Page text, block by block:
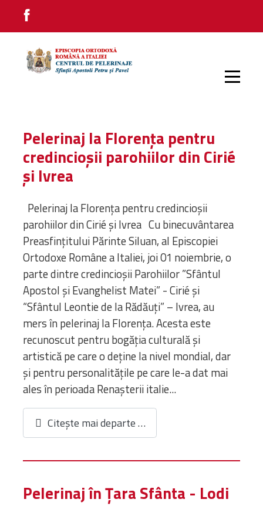
PELERINAJE INTERNE
PELERINAJE EXTERNE
IMPRESII
GALERII FOTO
CONTACT
Pelerinaj la Florența pentru
credincioșii parohiilor din Cirié
și Ivrea
Pelerinaj la Florența pentru credincioșii
parohiilor din Cirié și Ivrea Cu binecuvântarea
Preasfințitului Părinte Siluan, al Episcopiei
Ortodoxe Române a Italiei, joi 01 noiembrie, o
parte dintre credincioșii Parohiilor ”Sfântul
Apostol și Evanghelist Matei” - Cirié și
“Sfântul Leontie de la Rădăuţi” – Ivrea, au
mers în pelerinaj la Florența. Acesta este
recunoscut pentru bogăția culturală și
artistică pe care o deține la nivel mondial, dar
şi pentru personalitățile pe care le-a dat mai
ales în perioada Renaşterii italie...
Citește mai departe …
Pelerinaj în Țara Sfânta - Lodi